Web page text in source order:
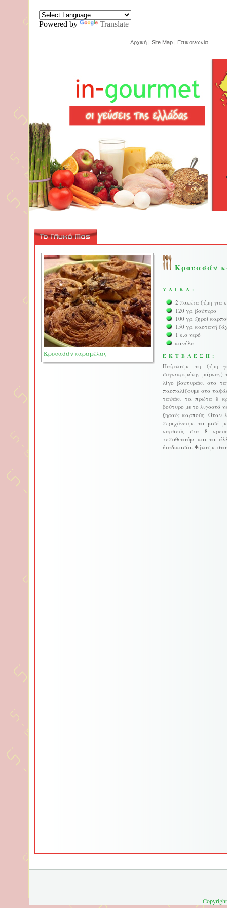
Powered by Translate
Αρχική | Site Map | Επικοινωνία
Κρουασάν καραμέλας
Κρουασάν
ΥΛΙΚΑ:
2 πακέτα ζύμη για
120 γρ. βούτυρο
100 γρ. ξηροί
150 γρ. καστανή
1 κ.σ νερό
κανέλα
ΕΚΤΕΛΕΣΗ:
Παίρνουμε τη ζύμη
συγκεκριμένης
λίγο βουτυράκι στο
πασπαλίζουμε στο
ταψάκι τα πρώτα 8
βούτυρο με το λιγοστό
ξηρούς καρπούς. Όταν
περιχύνουμε το μισό
καρπούς στα 8
τοποθετούμε και τα
διαδικασία. Ψήνουμε